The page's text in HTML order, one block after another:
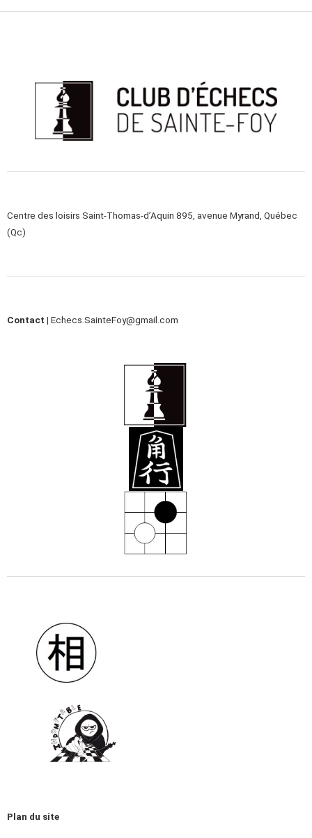
Centre des loisirs Saint-Thomas-d’Aquin 895, avenue Myrand, Québec
(Qc)
Contact | Echecs.SainteFoy@gmail.com
Plan du site